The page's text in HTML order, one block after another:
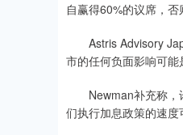
自赢得60%的议席，否
Astris Advisory
市的任何负面影响可能
Newman补充称，许
们执行加息政策的速度